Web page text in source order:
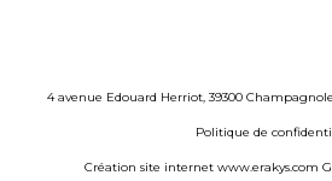
4 avenue Edouard Herriot, 39300
Politique de
Création site internet www.erakys.com